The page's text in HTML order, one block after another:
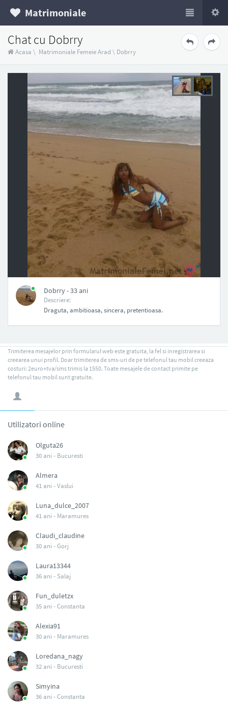
Matrimoniale
Chat cu Dobrry
Acasa \ Matrimoniale Femeie Arad \ Dobrry
NAN
Dobrry - 33 ani
Descriere:
Draguta, ambitioasa, sincera, pretentioasa.
Trimiterea mesajelor prin formularul web este gratuita, la fel si inregistrarea si
creearea unui profil. Doar trimiterea de sms-uri de pe telefonul tau mobil creeaza
costuri: 2euro+tva/sms trimis la 1550. Toate mesajele de contact primite pe
telefonul tau mobil sunt gratuite.
Utilizatori online
Olguta26
30 ani - Bucuresti
Almera
41 ani -Vaslui
Luna_dulce_2007
41 ani - Maramures
Claudi_claudine
30 ani -Gorj
Laura13344
36 ani - Salaj
Fun_duletzx
35 ani -Constanta
Alexia91
30 ani - Maramures
Loredana_nagy
32 ani - Bucuresti
Simyina
36 ani -Constanta